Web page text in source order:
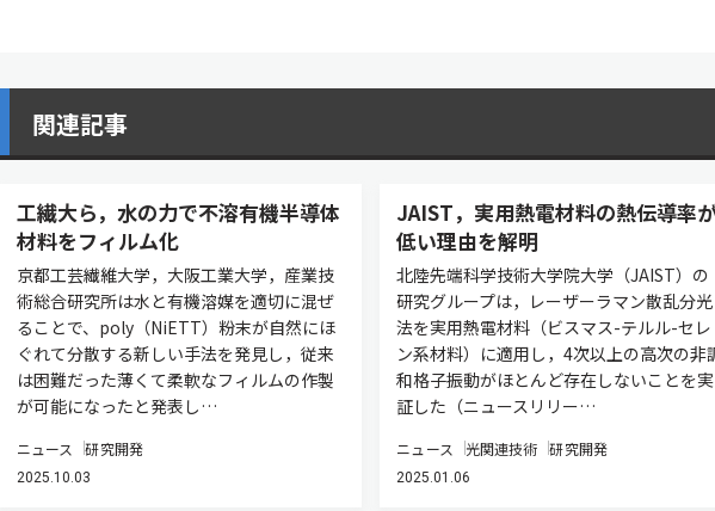
関連記事
工繊大ら，水の力で不溶有機半導体
材料をフィルム化
京都工芸繊維大学，大阪工業大学，産業技
術総合研究所は水と有機溶媒を適切に混ぜ
ることで、poly（NiETT）粉末が自然にほ
ぐれて分散する新しい手法を発見し，従来
は困難だった薄くて柔軟なフィルムの作製
が可能になったと発表し…
ニュース 研究開発
2025.10.03
JAIST，実用熱電材料の熱伝導率
低い理由を解明
北陸先端科学技術大学院大学（JAIST）の
研究グループは，レーザーラマン散乱分光
法を実用熱電材料（ビスマス-テルル-セレ
ン系材料）に適用し，4次以上の高次の非
和格子振動がほとんど存在しないことを実
証した（ニュースリリー…
ニュース 光関連技術 研究開発
2025.01.06